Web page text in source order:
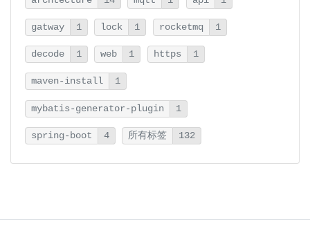
gatway 1 lock 1 rocketmq 1
decode 1 web 1 https 1
maven-install 1
mybatis-generator-plugin 1
spring-boot 4 所有标签 132